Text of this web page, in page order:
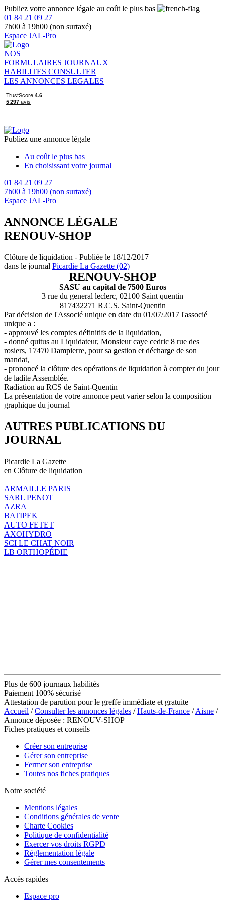
Publiez votre annonce légale au coût le plus bas
01 84 21 09 27
7h00 à 19h00 (non surtaxé)
Espace JAL-Pro
NOS
FORMULAIRES JOURNAUX
HABILITES CONSULTER
LES ANNONCES LEGALES
Publiez une annonce légale
Au coût le plus bas
En choisissant votre journal
01 84 21 09 27
7h00 à 19h00 (non surtaxé)
Espace JAL-Pro
ANNONCE LÉGALE
RENOUV-SHOP
Clôture de liquidation - Publiée le 18/12/2017
dans le journal Picardie La Gazette (02)
RENOUV-SHOP
SASU au capital de 7500 Euros
3 rue du general leclerc, 02100 Saint quentin
817432271 R.C.S. Saint-Quentin
Par décision de l'Associé unique en date du 01/07/2017 l'associé
unique a :
- approuvé les comptes définitifs de la liquidation,
- donné quitus au Liquidateur, Monsieur caye cedric 8 rue des
rosiers, 17470 Dampierre, pour sa gestion et décharge de son
mandat,
- prononcé la clôture des opérations de liquidation à compter du jour
de ladite Assemblée.
Radiation au RCS de Saint-Quentin
La présentation de votre annonce peut varier selon la composition
graphique du journal
AUTRES PUBLICATIONS DU
JOURNAL
Picardie La Gazette
en Clôture de liquidation
ARMAILLE PARIS
SARL PENOT
AZRA
BATIPEK
AUTO FETET
AXOHYDRO
SCI LE CHAT NOIR
LB ORTHOPÉDIE
Plus de 600 journaux habilités
Paiement 100% sécurisé
Attestation de parution pour le greffe immédiate et gratuite
Accueil /Consulter les annonces légales /Hauts-de-France /Aisne /
Annonce déposée : RENOUV-SHOP
Fiches pratiques et conseils
Créer son entreprise
Gérer son entreprise
Fermer son entreprise
Toutes nos fiches pratiques
Notre société
Mentions légales
Conditions générales de vente
Charte Cookies
Politique de confidentialité
Exercer vos droits RGPD
Réglementation légale
Gérer mes consentements
Accès rapides
Espace pro